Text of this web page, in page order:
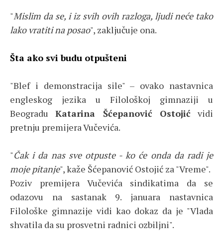
"Mislim da se, i iz svih ovih razloga, ljudi neće tako
lako vratiti na posao", zaključuje ona.
Šta ako svi budu otpušteni
"Blef i demonstracija sile" – ovako nastavnica
engleskog jezika u Filološkoj gimnaziji u
BeograduKatarina Šćepanović Ostojić vidi
pretnju premijera Vučevića.
"Čak i da nas sve otpuste - ko će onda da radi je
moje pitanje", kaže Šćepanović Ostojić za "Vreme".
Poziv premijera Vučevića sindikatima da se
odazovu na sastanak 9. januara nastavnica
Filološke gimnazije vidi kao dokaz da je "Vlada
shvatila da su prosvetni radnici ozbiljni".